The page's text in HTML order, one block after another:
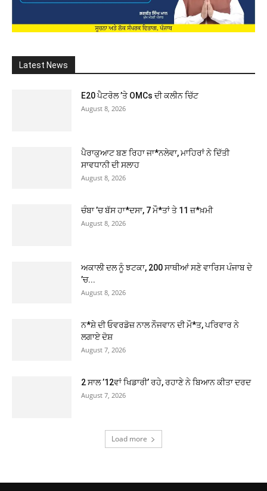
Latest News
E20 ਪੈਟਰੋਲ ’ਤੇ OMCs ਦੀ ਕਲੀਨ ਚਿੱਟ
August 8, 2026
ਪੈਰਾਕੁਆਟ ਬਣ ਰਿਹਾ ਜਾ*ਨਲੇਵਾ, ਮਾਹਿਰਾਂ ਨੇ ਦਿੱਤੀ
ਸਾਵਧਾਨੀ ਦੀ ਸਲਾਹ
August 8, 2026
ਚੰਬਾ ’ਚ ਬੱਸ ਹਾ*ਦਸਾ, 7 ਮੌ*ਤਾਂ ਤੇ 11 ਜ਼*ਖ਼ਮੀ
August 8, 2026
ਅਕਾਲੀ ਦਲ ਨੂੰ ਝਟਕਾ, 200 ਸਾਥੀਆਂ ਸਣੇ ਵਾਰਿਸ ਪੰਜਾਬ ਦੇ
’ਚ...
August 8, 2026
ਨ*ਸ਼ੇ ਦੀ ਓਵਰਡੋਜ਼ ਨਾਲ ਨੌਜਵਾਨ ਦੀ ਮੌ*ਤ, ਪਰਿਵਾਰ ਨੇ
ਲਗਾਏ ਦੋਸ਼
August 7, 2026
2 ਸਾਲ ’12ਵਾਂ ਖਿਡਾਰੀ’ ਰਹੇ, ਰਹਾਣੇ ਨੇ ਬਿਆਨ ਕੀਤਾ ਦਰਦ
August 7, 2026
Load more